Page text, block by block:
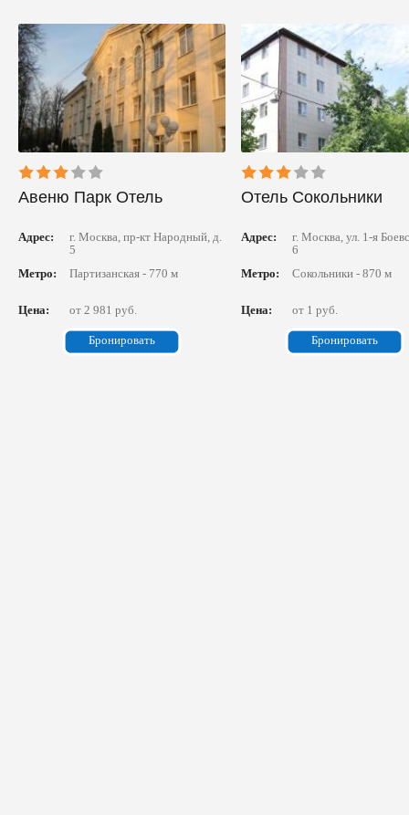
Авеню Парк Отель
Адрес:
г. Москва, пр-кт Народный, д.
5
Метро:
Партизанская - 770 м
Цена: от 2 981 руб.
Бронировать
Отель Сокольники
Адрес:
г. Москва, ул. 1-я
6
Метро:
Сокольники - 870 м
Цена: от 1 руб.
Бронировать